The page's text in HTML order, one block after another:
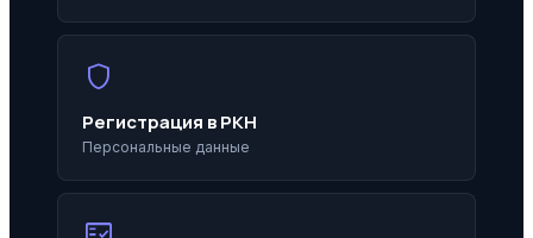
shield
Регистрация в РКН
Персональные данные